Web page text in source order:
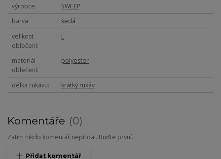
výrobce
SWEEP
barva
šedá
velikost
oblečení
L
materiál
oblečení
polyester
délka rukávu krátký rukáv
Komentáře 0
Zatím nikdo komentář nepřidal. Buďte první.
Přidat komentář